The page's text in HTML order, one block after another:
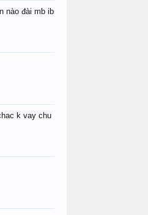
nào đài mb ib
k vay chu